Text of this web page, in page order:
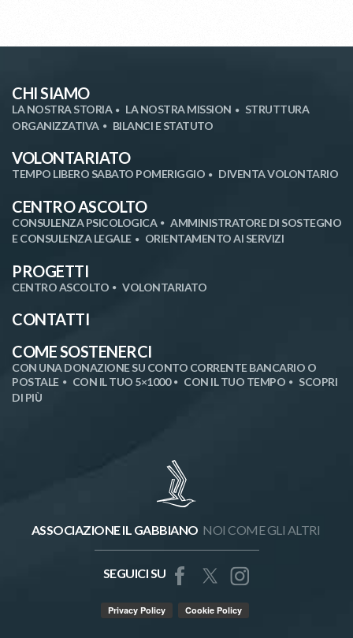
CHI SIAMO
LA NOSTRA STORIA LA NOSTRA MISSION
STRUTTURA
ORGANIZZATIVA
BILANCI E STATUTO
VOLONTARIATO
TEMPO LIBERO SABATO POMERIGGIO DIVENTA VOLONTARIO
CENTRO ASCOLTO
CONSULENZA PSICOLOGICA
AMMINISTRATORE DI SOSTEGNO
E CONSULENZA LEGALE
ORIENTAMENTO AI SERVIZI
PROGETTI
CENTRO ASCOLTO VOLONTARIATO
CONTATTI
COME SOSTENERCI
CON UNA DONAZIONE SU CONTO CORRENTE BANCARIO O
POSTALE
CON IL TUO 5×1000 CON IL TUO TEMPO
SCOPRI
DI PIÙ
ASSOCIAZIONE IL GABBIANO NOI COME GLI ALTRI
SEGUICI SU